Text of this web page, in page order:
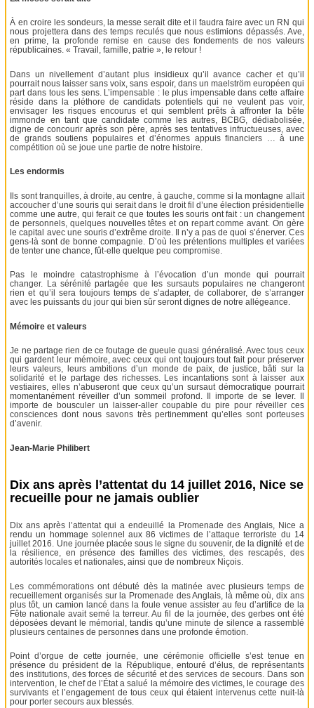
À en croire les sondeurs, la messe serait dite et il faudra faire avec un RN qui
nous projettera dans des temps reculés que nous estimions dépassés. Ave,
en prime, la profonde remise en cause des fondements de nos valeurs
républicaines. « Travail, famille, patrie », le retour !
Dans un nivellement d’autant plus insidieux qu’il avance cacher et qu’il
pourrait nous laisser sans voix, sans espoir, dans un maelström européen qui
part dans tous les sens. L’impensable : le plus impensable dans cette affaire
réside dans la pléthore de candidats potentiels qui ne veulent pas voir,
envisager les risques encourus et qui semblent prêts à affronter la bête
immonde en tant que candidate comme les autres, BCBG, dédiabolisée,
digne de concourir après son père, après ses tentatives infructueuses, avec
de grands soutiens populaires et d’énormes appuis financiers … à une
compétition où se joue une partie de notre histoire.
Les endormis
Ils sont tranquilles, à droite, au centre, à gauche, comme si la montagne allait
accoucher d’une souris qui serait dans le droit fil d’une élection présidentielle
comme une autre, qui ferait ce que toutes les souris ont fait : un changement
de personnels, quelques nouvelles têtes et on repart comme avant. On gère
le capital avec une souris d’extrême droite. Il n’y a pas de quoi s’énerver. Ces
gens-là sont de bonne compagnie. D’où les prétentions multiples et variées
de tenter une chance, fût-elle quelque peu compromise.
Pas le moindre catastrophisme à l’évocation d’un monde qui pourrait
changer. La sérénité partagée que les sursauts populaires ne changeront
rien et qu’il sera toujours temps de s’adapter, de collaborer, de s’arranger
avec les puissants du jour qui bien sûr seront dignes de notre allégeance.
Mémoire et valeurs
Je ne partage rien de ce foutage de gueule quasi généralisé. Avec tous ceux
qui gardent leur mémoire, avec ceux qui ont toujours tout fait pour préserver
leurs valeurs, leurs ambitions d’un monde de paix, de justice, bâti sur la
solidarité et le partage des richesses. Les incantations sont à laisser aux
vestiaires, elles n’abuseront que ceux qu’un sursaut démocratique pourrait
momentanément réveiller d’un sommeil profond. Il importe de se lever. Il
importe de bousculer un laisser-aller coupable du pire pour réveiller ces
consciences dont nous savons très pertinemment qu’elles sont porteuses
d’avenir.
Jean-Marie Philibert
Dix ans après l’attentat du 14 juillet 2016, Nice se
recueille pour ne jamais oublier
Dix ans après l’attentat qui a endeuillé la Promenade des Anglais, Nice a
rendu un hommage solennel aux 86 victimes de l’attaque terroriste du 14
juillet 2016. Une journée placée sous le signe du souvenir, de la dignité et de
la résilience, en présence des familles des victimes, des rescapés, des
autorités locales et nationales, ainsi que de nombreux Niçois.
Les commémorations ont débuté dès la matinée avec plusieurs temps de
recueillement organisés sur la Promenade des Anglais, là même où, dix ans
plus tôt, un camion lancé dans la foule venue assister au feu d’artifice de la
Fête nationale avait semé la terreur. Au fil de la journée, des gerbes ont été
déposées devant le mémorial, tandis qu’une minute de silence a rassemblé
plusieurs centaines de personnes dans une profonde émotion.
Point d’orgue de cette journée, une cérémonie officielle s’est tenue en
présence du président de la République, entouré d’élus, de représentants
des institutions, des forces de sécurité et des services de secours. Dans son
intervention, le chef de l’État a salué la mémoire des victimes, le courage des
survivants et l’engagement de tous ceux qui étaient intervenus cette nuit-là
pour porter secours aux blessés.